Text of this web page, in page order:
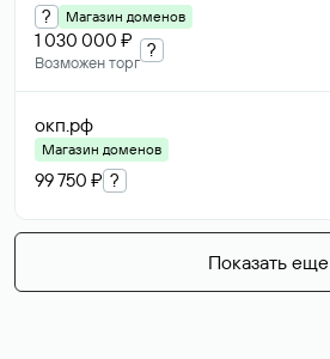
? Магазин доменов
1 030 000 ₽
Возможен торг
?
окп.рф
Магазин доменов
99 750 ₽ ?
Показать еще